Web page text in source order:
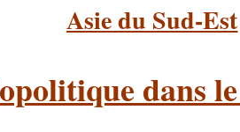
Asie du Sud-Est
dans